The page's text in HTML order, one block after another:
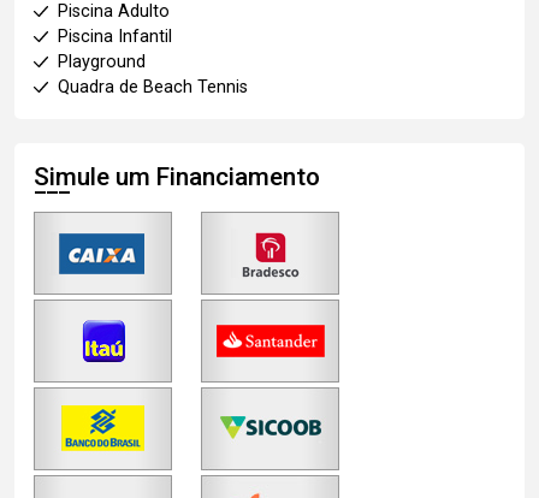
Piscina Adulto
Piscina Infantil
Playground
Quadra de Beach Tennis
Simule um Financiamento